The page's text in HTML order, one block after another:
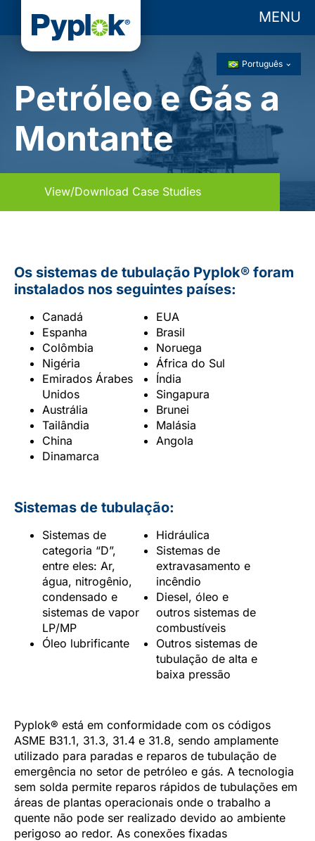
Português
Petróleo e Gás a
Montante
View/Download Case Studies
Os sistemas de tubulação Pyplok® foram
instalados nos seguintes países:
Canadá
EUA
Espanha
Brasil
Colômbia
Noruega
Nigéria
África do Sul
Emirados Árabes
Unidos
Índia
Singapura
Austrália
Brunei
Tailândia
Malásia
China
Angola
Dinamarca
Sistemas de tubulação:
Sistemas de
categoria “D”,
entre eles: Ar,
água, nitrogênio,
condensado e
sistemas de vapor
LP/MP
Hidráulica
Sistemas de
extravasamento e
incêndio
Diesel, óleo e
outros sistemas de
combustíveis
Óleo lubrificante
Outros sistemas de
tubulação de alta e
baixa pressão
Pyplok® está em conformidade com os códigos
ASME B31.1, 31.3, 31.4 e 31.8, sendo amplamente
utilizado para paradas e reparos de tubulação de
emergência no setor de petróleo e gás. A tecnologia
sem solda permite reparos rápidos de tubulações em
áreas de plantas operacionais onde o trabalho a
quente não pode ser realizado devido ao ambiente
perigoso ao redor. As conexões fixadas
MENU